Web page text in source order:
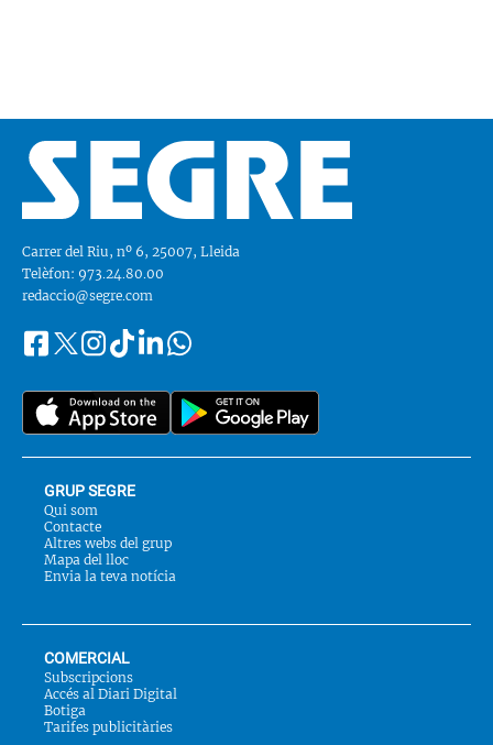
Carrer del Riu, nº 6, 25007, Lleida
Telèfon: 973.24.80.00
redaccio@segre.com
Segueix-
a::
FacebookInstagram
TiktokLinkedinWhatsapp
GRUP SEGRE
Qui som
Contacte
Altres webs del grup
Mapa del lloc
Envia la teva notícia
COMERCIAL
Subscripcions
Accés al Diari Digital
Botiga
Tarifes publicitàries